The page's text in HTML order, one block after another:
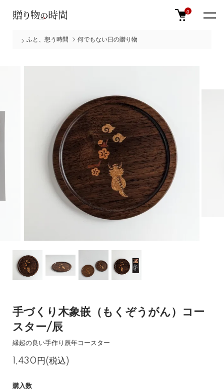
0
ふと、想う時間 何でもない日の贈り物
手づくり木象嵌（もくぞうがん）コー
スター/辰
縁起の良い手作り辰年コースター
1,430円(税込)
購入数